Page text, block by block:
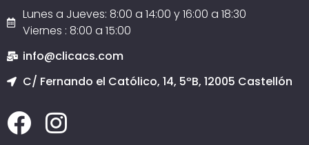
Lunes a Jueves: 8:00 a 14:00 y 16:00 a 18:30
Viernes : 8:00 a 15:00
info@clicacs.com
C/ Fernando el Católico, 14, 5ºB, 12005 Castellón